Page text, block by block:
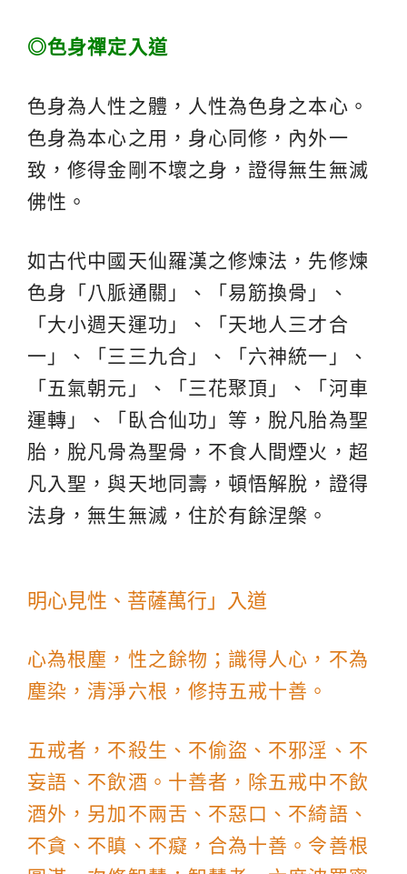
◎色身禪定入道
色身為人性之體，人性為色身之本心。
色身為本心之用，身心同修，內外一
致，修得金剛不壞之身，證得無生無滅
佛性。
如古代中國天仙羅漢之修煉法，先修煉
色身「八脈通關」、「易筋換骨」、
「大小週天運功」、「天地人三才合
一」、「三三九合」、「六神統一」、
「五氣朝元」、「三花聚頂」、「河車
運轉」、「臥合仙功」等，脫凡胎為聖
胎，脫凡骨為聖骨，不食人間煙火，超
凡入聖，與天地同壽，頓悟解脫，證得
法身，無生無滅，住於有餘涅槃。
明心見性、菩薩萬行」入道
心為根塵，性之餘物；識得人心，不為
塵染，清淨六根，修持五戒十善。
五戒者，不殺生、不偷盜、不邪淫、不
妄語、不飲酒。十善者，除五戒中不飲
酒外，另加不兩舌、不惡口、不綺語、
不貪、不瞋、不癡，合為十善。令善根